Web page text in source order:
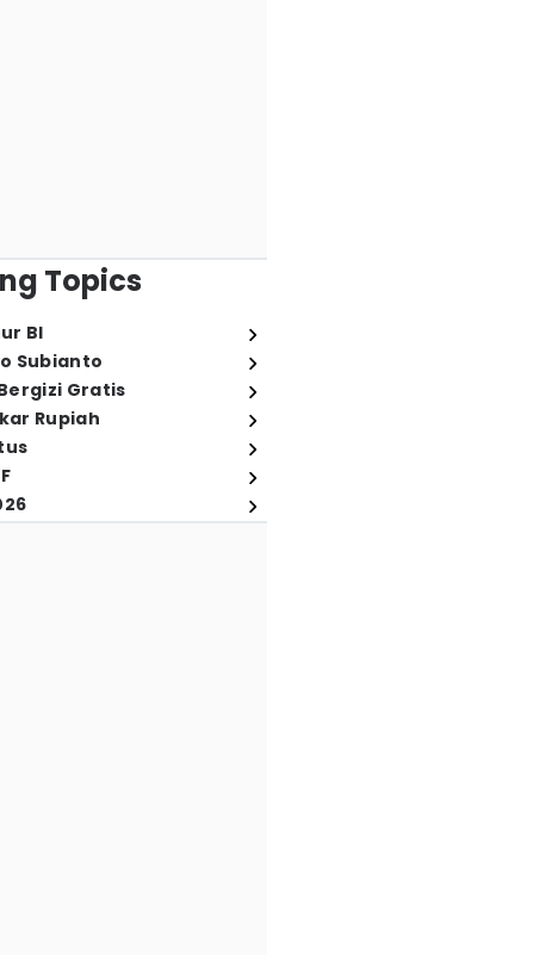
Topics
BI
Subianto
Gratis
Rupiah